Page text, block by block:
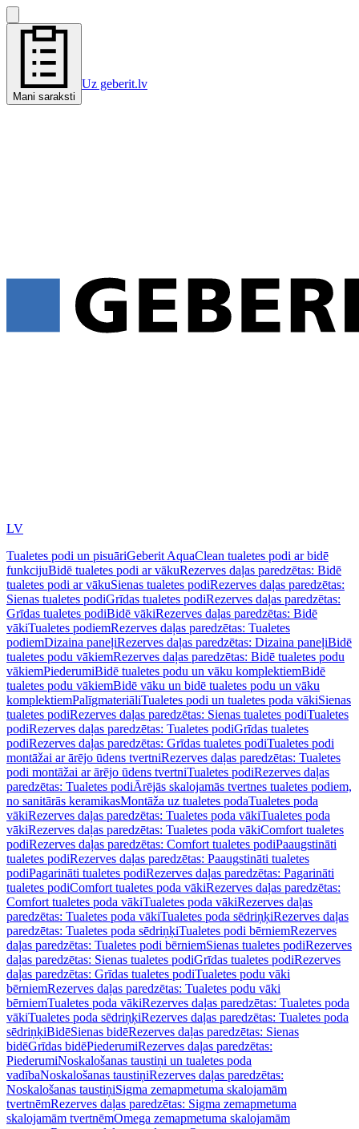
Mani saraksti
Uz geberit.lv
LV
Tualetes podi un pisuāriGeberit AquaClean tualetes podi ar bidē
funkcijuBidē tualetes podi ar vākuRezerves daļas paredzētas: Bidē
tualetes podi ar vākuSienas tualetes podiRezerves daļas paredzētas:
Sienas tualetes podiGrīdas tualetes podiRezerves daļas paredzētas:
Grīdas tualetes podiBidē vākiRezerves daļas paredzētas: Bidē
vākiTualetes podiemRezerves daļas paredzētas: Tualetes
podiemDizaina paneļiRezerves daļas paredzētas: Dizaina paneļiBidē
tualetes podu vākiemRezerves daļas paredzētas: Bidē tualetes podu
vākiemPiederumiBidē tualetes podu un vāku komplektiemBidē
tualetes podu vākiemBidē vāku un bidē tualetes podu un vāku
komplektiemPalīgmateriāliTualetes podi un tualetes poda vākiSienas
tualetes podiRezerves daļas paredzētas: Sienas tualetes podiTualetes
podiRezerves daļas paredzētas: Tualetes podiGrīdas tualetes
podiRezerves daļas paredzētas: Grīdas tualetes podiTualetes podi
montāžai ar ārējo ūdens tvertniRezerves daļas paredzētas: Tualetes
podi montāžai ar ārējo ūdens tvertniTualetes podiRezerves daļas
paredzētas: Tualetes podiĀrējās skalojamās tvertnes tualetes podiem,
no sanitārās keramikasMontāža uz tualetes podaTualetes poda
vākiRezerves daļas paredzētas: Tualetes poda vākiTualetes poda
vākiRezerves daļas paredzētas: Tualetes poda vākiComfort tualetes
podiRezerves daļas paredzētas: Comfort tualetes podiPaaugstināti
tualetes podiRezerves daļas paredzētas: Paaugstināti tualetes
podiPagarināti tualetes podiRezerves daļas paredzētas: Pagarināti
tualetes podiComfort tualetes poda vākiRezerves daļas paredzētas:
Comfort tualetes poda vākiTualetes poda vākiRezerves daļas
paredzētas: Tualetes poda vākiTualetes poda sēdriņķiRezerves daļas
paredzētas: Tualetes poda sēdriņķiTualetes podi bērniemRezerves
daļas paredzētas: Tualetes podi bērniemSienas tualetes podiRezerves
daļas paredzētas: Sienas tualetes podiGrīdas tualetes podiRezerves
daļas paredzētas: Grīdas tualetes podiTualetes podu vāki
bērniemRezerves daļas paredzētas: Tualetes podu vāki
bērniemTualetes poda vākiRezerves daļas paredzētas: Tualetes poda
vākiTualetes poda sēdriņķiRezerves daļas paredzētas: Tualetes poda
sēdriņķiBidēSienas bidēRezerves daļas paredzētas: Sienas
bidēGrīdas bidēPiederumiRezerves daļas paredzētas:
PiederumiNoskalošanas taustiņi un tualetes poda
vadībaNoskalošanas taustiņiRezerves daļas paredzētas:
Noskalošanas taustiņiSigma zemapmetuma skalojamām
tvertnēmRezerves daļas paredzētas: Sigma zemapmetuma
skalojamām tvertnēmOmega zemapmetuma skalojamām